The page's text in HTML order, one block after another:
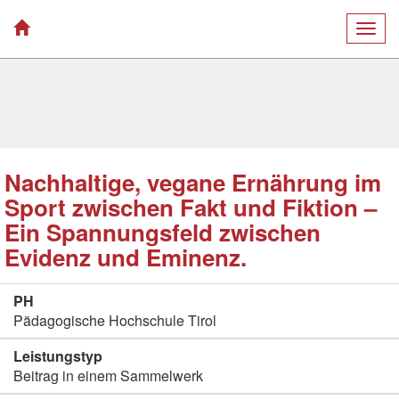
Nachhaltige, vegane Ernährung im
Sport zwischen Fakt und Fiktion –
Ein Spannungsfeld zwischen
Evidenz und Eminenz.
PH
Pädagogische Hochschule Tirol
Leistungstyp
Beitrag in einem Sammelwerk